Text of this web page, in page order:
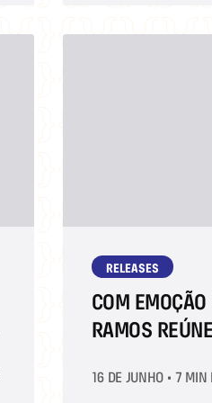
RELEASES
COM
RAMOS
LIVRO RIO
16 DE JUNHO • 7 MIN